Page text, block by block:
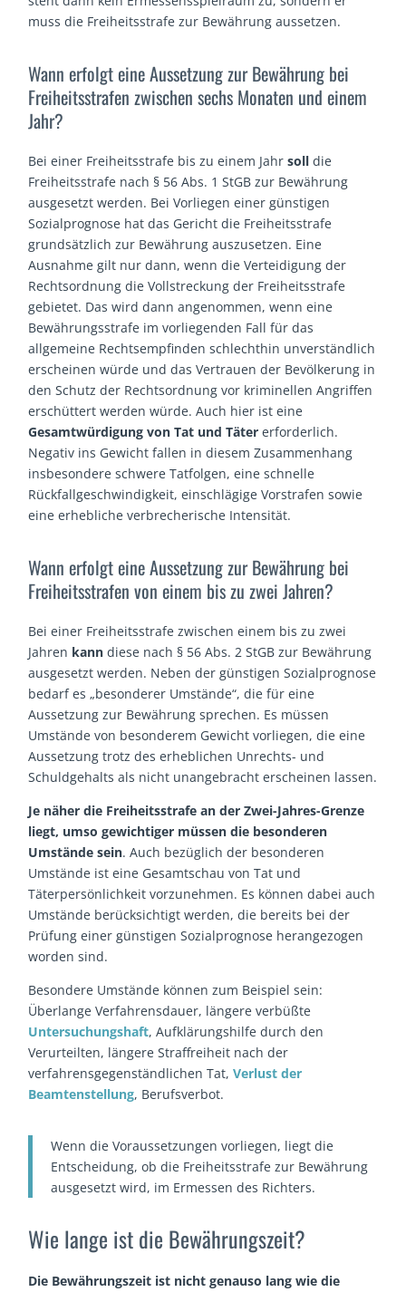
muss die Freiheitsstrafe zur Bewährung aussetzen.
Wann erfolgt eine Aussetzung zur Bewährung bei
Freiheitsstrafen zwischen sechs Monaten und einem
Jahr?
Bei einer Freiheitsstrafe bis zu einem Jahrsoll die
Freiheitsstrafe nach § 56 Abs. 1 StGB zur Bewährung
ausgesetzt werden. Bei Vorliegen einer günstigen
Sozialprognose hat das Gericht die Freiheitsstrafe
grundsätzlich zur Bewährung auszusetzen. Eine
Ausnahme gilt nur dann, wenn die Verteidigung der
Rechtsordnung die Vollstreckung der Freiheitsstrafe
gebietet. Das wird dann angenommen, wenn eine
Bewährungsstrafe im vorliegenden Fall für das
allgemeine Rechtsempfinden schlechthin unverständlich
erscheinen würde und das Vertrauen der Bevölkerung in
den Schutz der Rechtsordnung vor kriminellen Angriffen
erschüttert werden würde. Auch hier ist eine
Gesamtwürdigung von Tat und Täter erforderlich.
Negativ ins Gewicht fallen in diesem Zusammenhang
insbesondere schwere Tatfolgen, eine schnelle
Rückfallgeschwindigkeit, einschlägige Vorstrafen sowie
eine erhebliche verbrecherische Intensität.
Wann erfolgt eine Aussetzung zur Bewährung bei
Freiheitsstrafen von einem bis zu zwei Jahren?
Bei einer Freiheitsstrafe zwischen einem bis zu zwei
Jahren kann diese nach § 56 Abs. 2 StGB zur Bewährung
ausgesetzt werden. Neben der günstigen Sozialprognose
bedarf es „besonderer Umstände“, die für eine
Aussetzung zur Bewährung sprechen. Es müssen
Umstände von besonderem Gewicht vorliegen, die eine
Aussetzung trotz des erheblichen Unrechts- und
Schuldgehalts als nicht unangebracht erscheinen lassen.
Je näher die Freiheitsstrafe an der Zwei-Jahres-Grenze
liegt, umso gewichtiger müssen die besonderen
Umstände sein. Auch bezüglich der besonderen
Umstände ist eine Gesamtschau von Tat und
Täterpersönlichkeit vorzunehmen. Es können dabei auch
Umstände berücksichtigt werden, die bereits bei der
Prüfung einer günstigen Sozialprognose herangezogen
worden sind.
Besondere Umstände können zum Beispiel sein:
Überlange Verfahrensdauer, längere verbüßte
Untersuchungshaft, Aufklärungshilfe durch den
Verurteilten, längere Straffreiheit nach der
verfahrensgegenständlichen Tat,Verlust der
Beamtenstellung, Berufsverbot.
Wenn die Voraussetzungen vorliegen, liegt die
Entscheidung, ob die Freiheitsstrafe zur Bewährung
ausgesetzt wird, im Ermessen des Richters.
Wie lange ist die Bewährungszeit?
Die Bewährungszeit ist nicht genauso lang wie die